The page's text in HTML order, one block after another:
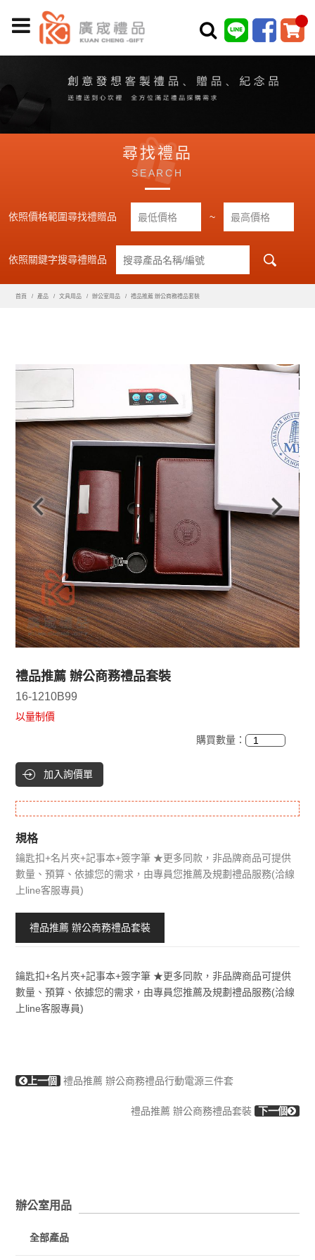
尋找禮品
SEARCH
依照價格範圍尋找禮贈品 ~
依照關鍵字搜尋禮贈品
首頁 產品 文具用品 辦公室用品 禮品推薦 辦公商務禮品套裝
禮品推薦 辦公商務禮品套裝
16-1210B99
以量制價
購買數量：
加入詢價單
規格
鑰匙扣+名片夾+記事本+簽字筆 ★更多同款，非品牌商品可提供
數量、預算、依據您的需求，由專員您推薦及規劃禮品服務(洽線
上line客服專員)
禮品推薦 辦公商務禮品套裝
鑰匙扣+名片夾+記事本+簽字筆 ★更多同款，非品牌商品可提供
數量、預算、依據您的需求，由專員您推薦及規劃禮品服務(洽線
上line客服專員)
上一個 禮品推薦 辦公商務禮品行動電源三件套
禮品推薦 辦公商務禮品套裝 下一個
辦公室用品
全部產品